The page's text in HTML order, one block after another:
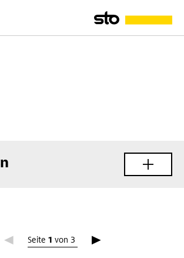
Seite 1 von 3
Seite 1